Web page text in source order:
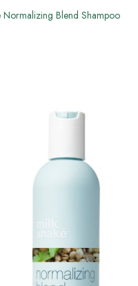
Normalizing Blend Shampoo